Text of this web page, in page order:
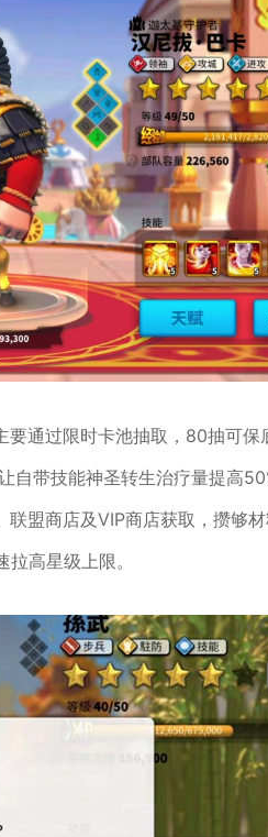
通过限时卡池抽取，80抽可保
自带技能神圣转生治疗量提高
盟商店及VIP商店获取，攒够
高星级上限。